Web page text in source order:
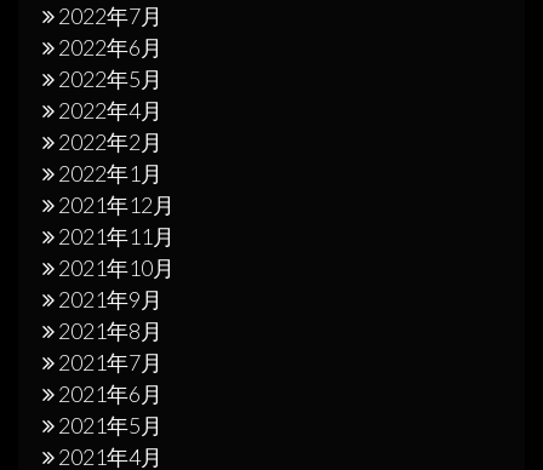
2022年7月
2022年6月
2022年5月
2022年4月
2022年2月
2022年1月
2021年12月
2021年11月
2021年10月
2021年9月
2021年8月
2021年7月
2021年6月
2021年5月
2021年4月